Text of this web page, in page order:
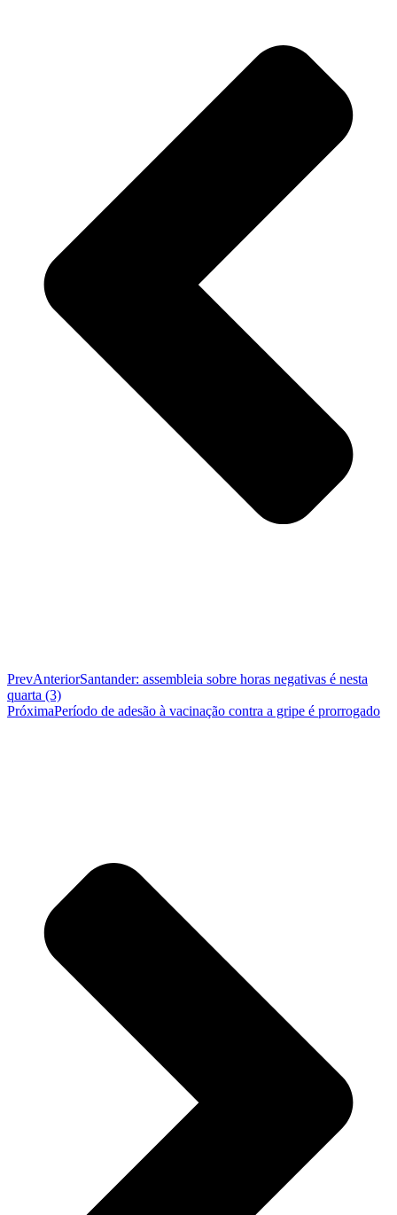
PrevAnteriorSantander: assembleia sobre horas negativas é nesta
quarta (3)
PróximaPeríodo de adesão à vacinação contra a gripe é prorrogado